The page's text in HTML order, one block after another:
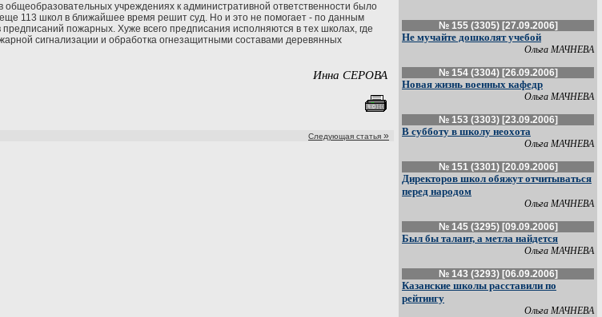
учреждениях к административной ответственности было
113 школ в ближайшее время решит суд. Но и это не помогает - по данным
пожарных. Хуже всего предписания исполняются в тех школах, где
сигнализации и обработка огнезащитными составами деревянных
Инна СЕРОВА
Следующая статья »
№ 155 (3305) [27.09.2006]
Не мучайте дошколят учебой
Ольга МАЧНЕВА
№ 154 (3304) [26.09.2006]
Новая жизнь военных кафедр
Ольга МАЧНЕВА
№ 153 (3303) [23.09.2006]
В субботу в школу неохота
Ольга МАЧНЕВА
№ 151 (3301) [20.09.2006]
Директоров школ обяжут отчитываться
перед народом
Ольга МАЧНЕВА
№ 145 (3295) [09.09.2006]
Был бы талант, а метла найдется
Ольга МАЧНЕВА
№ 143 (3293) [06.09.2006]
Казанские школы расставили по
рейтингу
Ольга МАЧНЕВА